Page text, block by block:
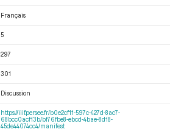
Français
5
297
301
Discussion
https://iiif.persee.fr/b0e2cf11-597c-427d-8ac7-
68bcc0acf13b/bf76fbe8-ebcd-4bae-8d18-
45de44074cc4/manifest